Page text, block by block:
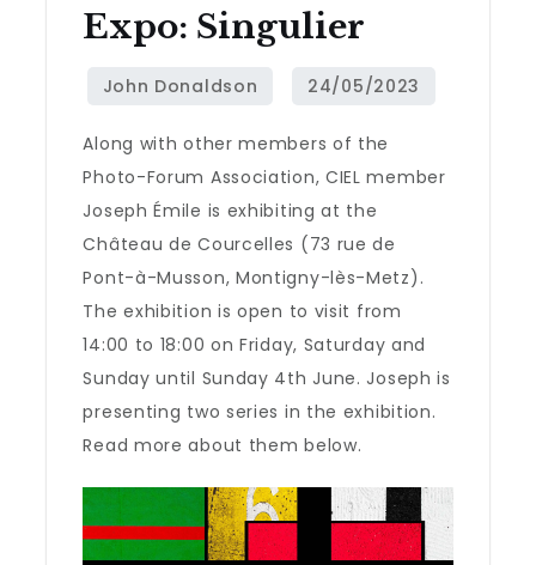
Expo: Singulier
Along with other members of the
Photo-Forum Association, CIEL member
Joseph Émile is exhibiting at the
Château de Courcelles (73 rue de
Pont-à-Musson, Montigny-lès-Metz).
The exhibition is open to visit from
14:00 to 18:00 on Friday, Saturday and
Sunday until Sunday 4th June. Joseph is
presenting two series in the exhibition.
Read more about them below.